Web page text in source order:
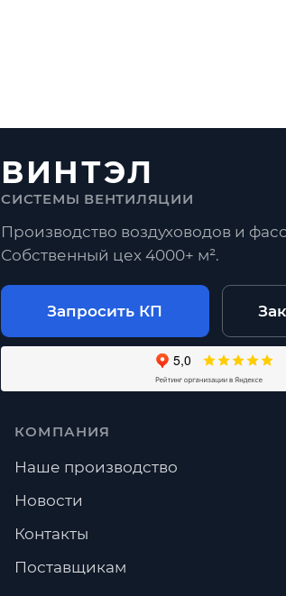
Если комплектующие нужны
поможет собрать расходные
Шина
Для чего нужны Кронштейны?
Что проверить перед заказом?
ВИНТЭЛ
СИСТЕМЫ ВЕНТИЛЯЦИИ
Производство воздуховодов и
Собственный цех 4000+ м².
Запросить КП
КОМПАНИЯ
Наше производство
Новости
Контакты
Поставщикам